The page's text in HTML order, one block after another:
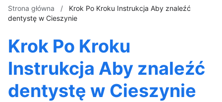
Strona główna /
Krok Po Kroku Instrukcja Aby znaleźć
dentystę w Cieszynie
Krok Po Kroku
Instrukcja Aby znaleźć
dentystę w Cieszynie